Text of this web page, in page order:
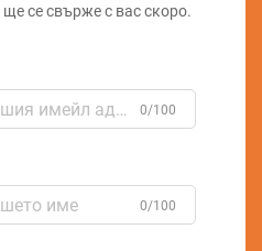
се свърже с вас скоро.
0/100
0/100